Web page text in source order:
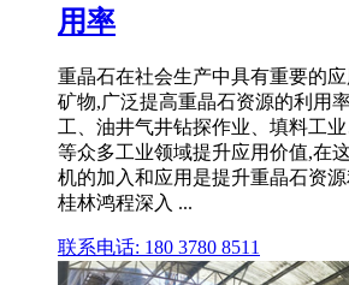
用率
重晶石在社会生产中具有重要的
矿物,广泛提高重晶石资源的利用
工、油井气井钻探作业、填料工
等众多工业领域提升应用价值,在
机的加入和应用是提升重晶石资
桂林鸿程深入 ...
联系电话: 180 3780 8511